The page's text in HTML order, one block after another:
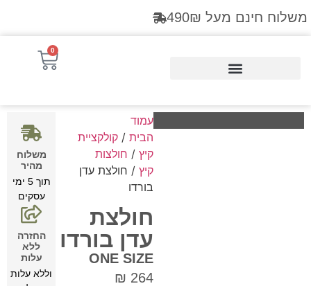
משלוח חינם מעל 490₪
0
עמוד
הבית/ קולקציית
קיץ/ חולצות
קיץ/ חולצת עדן
בורדו
חולצת
עדן בורדו
ONE SIZE
264
₪
משלוח
מהיר
תוך 5 ימי
עסקים
החזרה
ללא
עלות
וללא עלות